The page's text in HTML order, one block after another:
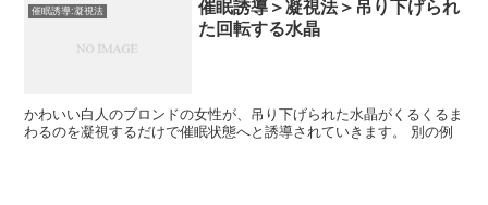
催眠誘導:凝視法
催眠誘導＞凝視法＞吊り下げられ
た回転する水晶
かわいい白人のブロンドの女性が、吊り下げられた水晶がくるくるま
わるのを凝視するだけで催眠状態へと誘導されていきます。 別の例